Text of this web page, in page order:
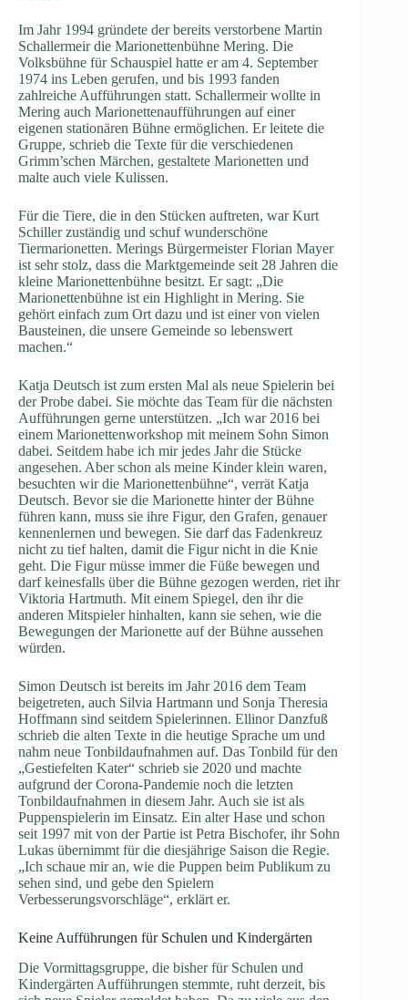
Im Jahr 1994 gründete der bereits verstorbene Martin
Schallermeir die Marionettenbühne Mering. Die
Volksbühne für Schauspiel hatte er am 4. September
1974 ins Leben gerufen, und bis 1993 fanden
zahlreiche Aufführungen statt. Schallermeir wollte in
Mering auch Marionettenaufführungen auf einer
eigenen stationären Bühne ermöglichen. Er leitete die
Gruppe, schrieb die Texte für die verschiedenen
Grimm’schen Märchen, gestaltete Marionetten und
malte auch viele Kulissen.
Für die Tiere, die in den Stücken auftreten, war Kurt
Schiller zuständig und schuf wunderschöne
Tiermarionetten. Merings Bürgermeister Florian Mayer
ist sehr stolz, dass die Marktgemeinde seit 28 Jahren die
kleine Marionettenbühne besitzt. Er sagt: „Die
Marionettenbühne ist ein Highlight in Mering. Sie
gehört einfach zum Ort dazu und ist einer von vielen
Bausteinen, die unsere Gemeinde so lebenswert
machen.“
Katja Deutsch ist zum ersten Mal als neue Spielerin bei
der Probe dabei. Sie möchte das Team für die nächsten
Aufführungen gerne unterstützen. „Ich war 2016 bei
einem Marionettenworkshop mit meinem Sohn Simon
dabei. Seitdem habe ich mir jedes Jahr die Stücke
angesehen. Aber schon als meine Kinder klein waren,
besuchten wir die Marionettenbühne“, verrät Katja
Deutsch. Bevor sie die Marionette hinter der Bühne
führen kann, muss sie ihre Figur, den Grafen, genauer
kennenlernen und bewegen. Sie darf das Fadenkreuz
nicht zu tief halten, damit die Figur nicht in die Knie
geht. Die Figur müsse immer die Füße bewegen und
darf keinesfalls über die Bühne gezogen werden, riet ihr
Viktoria Hartmuth. Mit einem Spiegel, den ihr die
anderen Mitspieler hinhalten, kann sie sehen, wie die
Bewegungen der Marionette auf der Bühne aussehen
würden.
Simon Deutsch ist bereits im Jahr 2016 dem Team
beigetreten, auch Silvia Hartmann und Sonja Theresia
Hoffmann sind seitdem Spielerinnen. Ellinor Danzfuß
schrieb die alten Texte in die heutige Sprache um und
nahm neue Tonbildaufnahmen auf. Das Tonbild für den
„Gestiefelten Kater“ schrieb sie 2020 und machte
aufgrund der Corona-Pandemie noch die letzten
Tonbildaufnahmen in diesem Jahr. Auch sie ist als
Puppenspielerin im Einsatz. Ein alter Hase und schon
seit 1997 mit von der Partie ist Petra Bischofer, ihr Sohn
Lukas übernimmt für die diesjährige Saison die Regie.
„Ich schaue mir an, wie die Puppen beim Publikum zu
sehen sind, und gebe den Spielern
Verbesserungsvorschläge“, erklärt er.
Keine Aufführungen für Schulen und Kindergärten
Die Vormittagsgruppe, die bisher für Schulen und
Kindergärten Aufführungen stemmte, ruht derzeit, bis